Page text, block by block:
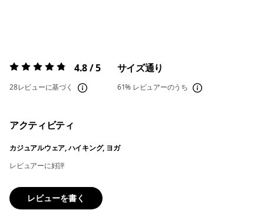
評価:4.8 / 5 4.8 / 5
28レビューに基づく
サイズ通り
61% レビュアーのうち
アクティビティ
カジュアルウェア, ハイキング, ヨガ
レビュアーに好評
レビューを書く